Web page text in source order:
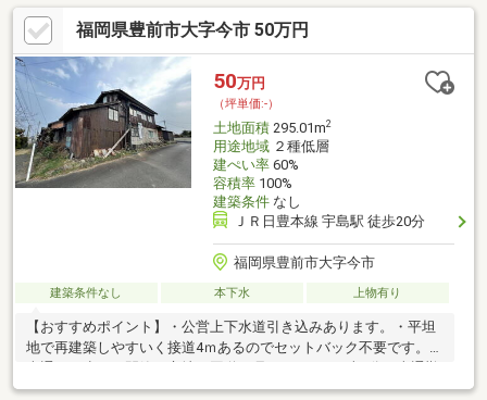
【おすすめポイント】・返済額や融資可能額など、お客様のご希
望にあわせてご提案。住宅ローンが初めての方でもお気軽にご相
談ください。・お好きなハウスメーカー・工務店にておうちを建
てられます。※自社売主土地につき随時ご見学可能です。お電話
またはカチタスHPよりお気軽にお問い合わせください。
福岡県豊前市大字今市 50万円
50万円
（坪単価:-）
土地面積295.01m2
用途地域２種低層
建ぺい率60%
容積率100%
建築条件なし
ＪＲ日豊本線 宇島駅 徒歩20分
福岡県豊前市大字今市
建築条件なし 本下水 上物有り
【おすすめポイント】・公営上下水道引き込みあります。・平坦
地で再建築しやすいく接道4ｍあるのでセットバック不要です。・
に便利です。・千束小学校まで1300ｍ（徒歩17分）・千束中学校